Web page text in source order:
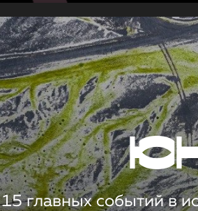
15 главных событий в